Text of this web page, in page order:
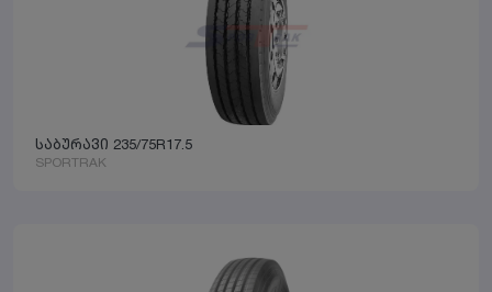
საბურავი 235/75R17.5
SPORTRAK